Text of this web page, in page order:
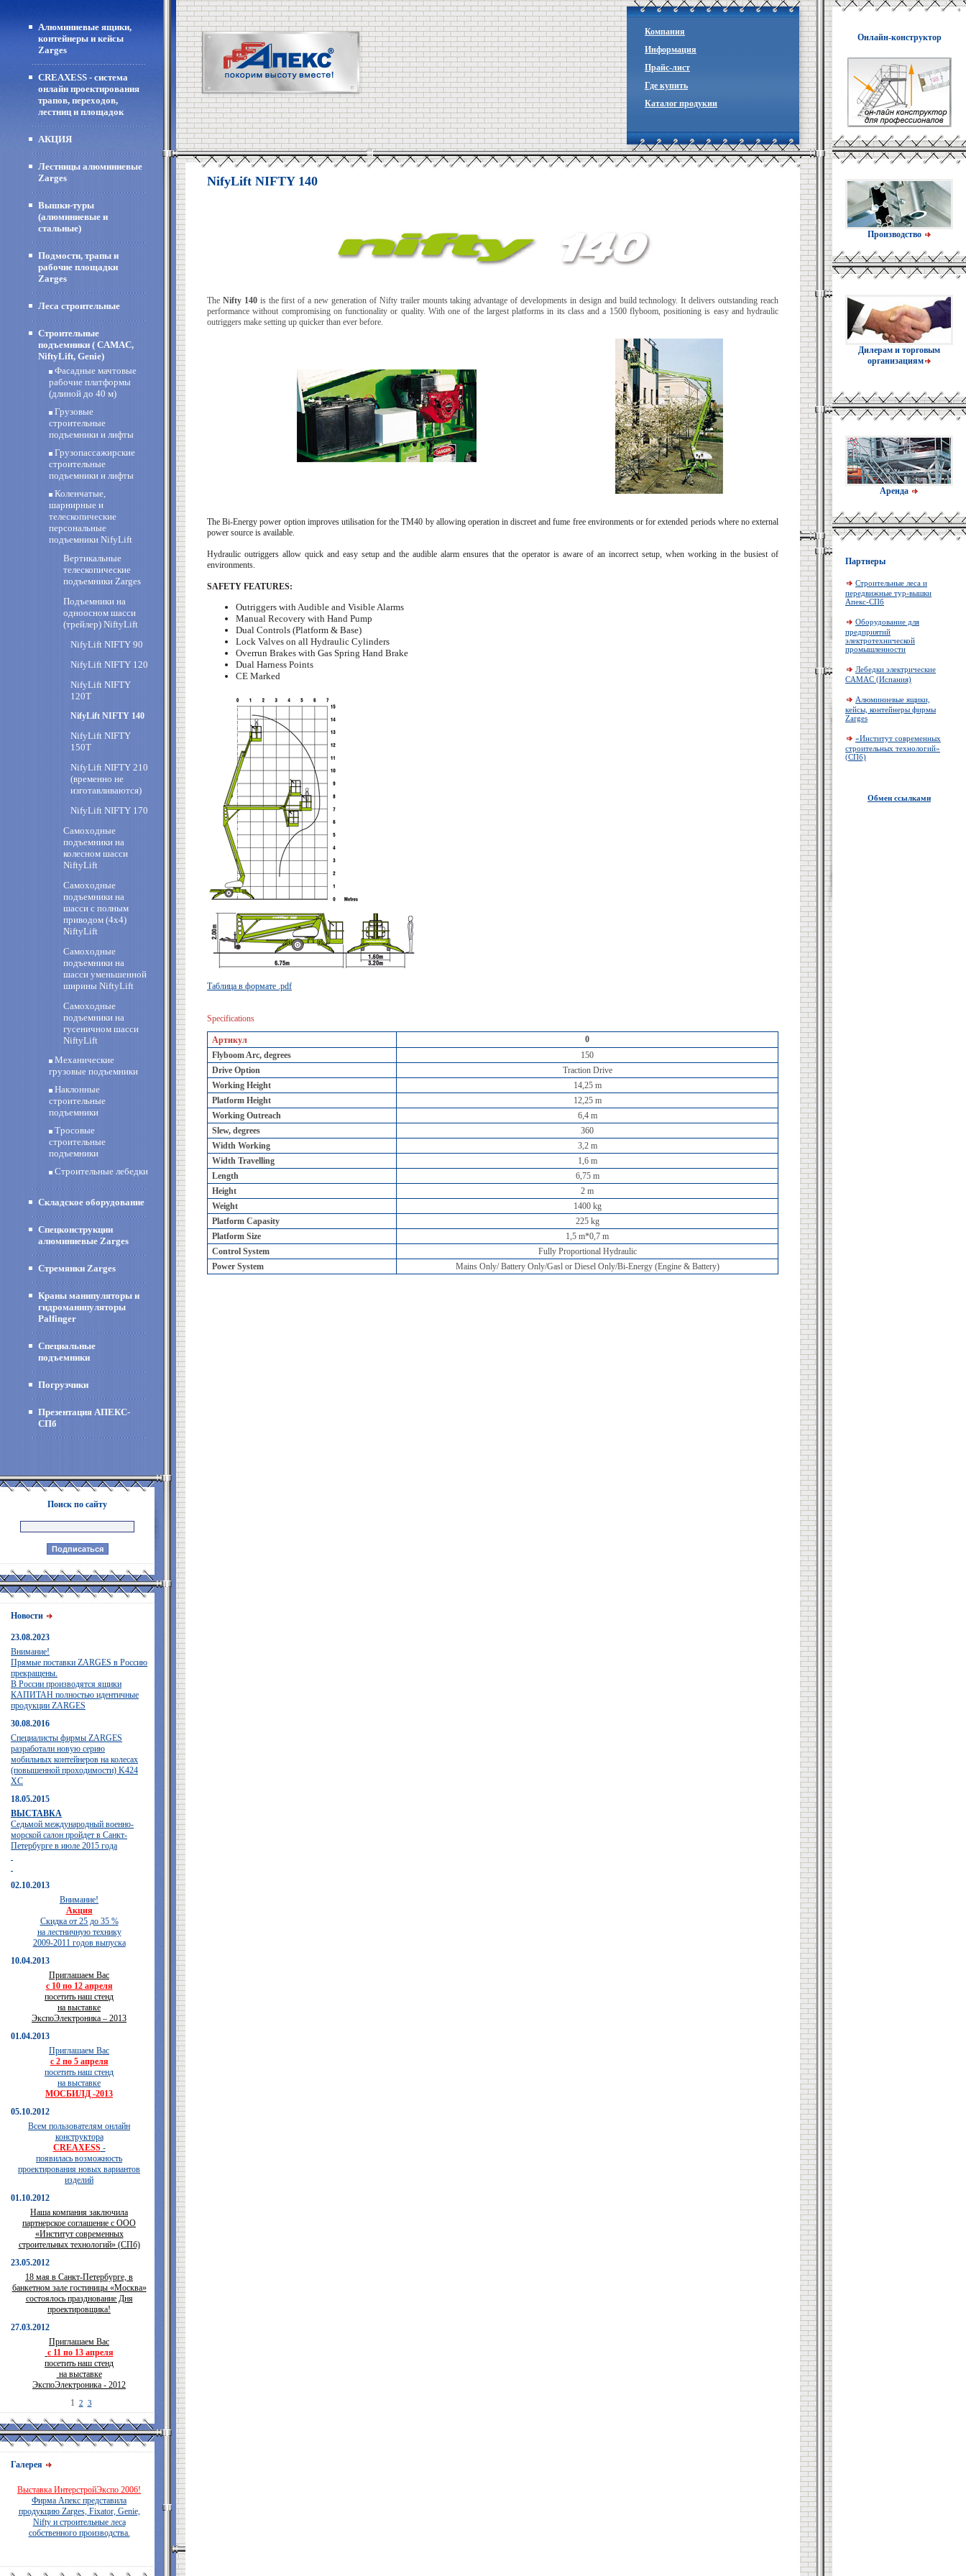
Алюминиевые ящики,
контейнеры и кейсы
Zarges
CREAXESS - система
онлайн проектирования
трапов, переходов,
лестниц и площадок
АКЦИЯ
Лестницы алюминиевые
Zarges
Вышки-туры
(алюминиевые и
стальные)
Подмости, трапы и
рабочие площадки
Zarges
Леса строительные
Строительные
подъемники ( CAMAC,
NiftyLift, Genie)
Фасадные мачтовые
рабочие платформы
(длиной до 40 м)
Грузовые
строительные
подъемники и лифты
Грузопассажирские
строительные
подъемники и лифты
Коленчатые,
шарнирные и
телескопические
персональные
подъемники NifyLift
Вертикальные
телескопические
подъемники Zarges
Подъемники на
одноосном шасси
(трейлер) NiftyLift
NifyLift NIFTY 90
NifyLift NIFTY 120
NifyLift NIFTY
120T
NifyLift NIFTY 140
NifyLift NIFTY
150T
NifyLift NIFTY 210
(временно не
изготавливаются)
NifyLift NIFTY 170
Самоходные
подъемники на
колесном шасси
NiftyLift
Самоходные
подъемники на
шасси с полным
приводом (4х4)
NiftyLift
Самоходные
подъемники на
шасси уменьшенной
ширины NiftyLift
Самоходные
подъемники на
гусеничном шасси
NiftyLift
Механические
грузовые подъемники
Наклонные
строительные
подъемники
Тросовые
строительные
подъемники
Строительные лебедки
Складское оборудование
Спецконструкции
алюминиевые Zarges
Стремянки Zarges
Краны манипуляторы и
гидроманипуляторы
Palfinger
Специальные
подъемники
Погрузчики
Презентация АПЕКС-
СПб
Поиск по сайту
Новости
23.08.2023
Внимание!
Прямые поставки ZARGES в Россию
прекращены.
В России производятся ящики
КАПИТАН полностью идентичные
продукции ZARGES
30.08.2016
Специалисты фирмы ZARGES
разработали новую серию
мобильных контейнеров на колесах
(повышенной проходимости) K424
XC
18.05.2015
ВЫСТАВКА
Седьмой международный военно-
морской салон пройдет в Санкт-
Петербурге в июле 2015 года
02.10.2013
Внимание!
Акция
Скидка от 25 до 35 %
на лестничную технику
2009-2011 годов выпуска
10.04.2013
Приглашаем Вас
с 10 по 12 апреля
посетить наш стенд
на выставке
ЭкспоЭлектроника – 2013
01.04.2013
Приглашаем Вас
с 2 по 5 апреля
посетить наш стенд
на выставке
МОСБИЛД -2013
05.10.2012
Всем пользователям онлайн
конструктора
CREAXESS-
появилась возможность
проектирования новых вариантов
изделий
01.10.2012
Наша компания заключила
партнерское соглашение с ООО
«Институт современных
строительных технологий» (СПб)
23.05.2012
18 мая в Санкт-Петербурге, в
банкетном зале гостиницы «Москва»
состоялось празднование Дня
проектировщика!
27.03.2012
Приглашаем Вас
с 11 по 13 апреля
посетить наш стенд
на выставке
ЭкспоЭлектроника - 2012
1 2 3
Галерея
Выставка ИнтерстройЭкспо 2006!
Фирма Апекс представила
продукцию Zarges, Fixator, Genie,
Nifty и строительные леса
собственного производства.
Компания
Информация
Прайc-лист
Где купить
Каталог продукии
NifyLift NIFTY 140
The Nifty 140is the first of a new generation of Nifty trailer mounts taking advantage of developments in design and build technology. It delivers outstanding reach
performance without compromising on functionality or quality. With one of the largest platforms in its class and a 1500 flyboom, positioning is easy and hydraulic
outriggers make setting up quicker than ever before.
The Bi-Energy power option improves utilisation for the TM40 by allowing operation in discreet and fume free environments or for extended periods where no external
power source is available.
Hydraulic outriggers allow quick and easy setup and the audible alarm ensures that the operator is aware of an incorrect setup, when working in the busiest of
environments.
SAFETY FEATURES:
Outriggers with Audible and Visible Alarms
Manual Recovery with Hand Pump
Dual Controls (Platform & Base)
Lock Valves on all Hydraulic Cylinders
Overrun Brakes with Gas Spring Hand Brake
Dual Harness Points
CE Marked
Таблица в формате .pdf
Specifications
Артикул
0
Flyboom Arc, degrees
150
Drive Option
Traction Drive
Working Height
14,25 m
Platform Height
12,25 m
Working Outreach
6,4 m
Slew, degrees
360
Width Working
3,2 m
Width Travelling
1,6 m
Length
6,75 m
Height
2 m
Weight
1400 kg
Platform Capasity
225 kg
Platform Size
1,5 m*0,7 m
Control System
Fully Proportional Hydraulic
Power System
Mains Only/ Battery Only/Gasl or Diesel Only/Bi-Energy (Engine & Battery)
Онлайн-конструктор
Производство
Дилерам и торговым
организациям
Аренда
Партнеры
Строительные леса и
передвижные тур-вышки
Апекс-СПб
Оборудование для
предприятий
электротехнической
промышленности
Лебедки электрические
CAMAC (Испания)
Алюминиевые ящики,
кейсы, контейнеры фирмы
Zarges
«Институт современных
строительных технологий»
(СПб)
Обмен ссылками